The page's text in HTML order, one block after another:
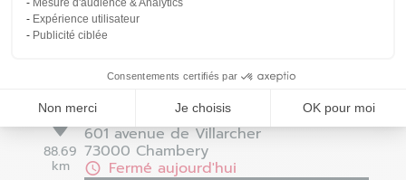
Expérience utilisateur
Publicité ciblée
Consentements certifiés par
Non merci Je choisis OK pour moi
7
88.69
km
Chambéry - Fermé
601 avenue de Villarcher
73000 Chambery
Fermé aujourd'hui